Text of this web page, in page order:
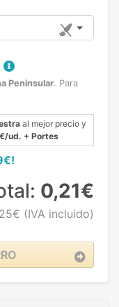
Peninsular. Para
al mejor precio y
ud. + Portes
0,21€
(IVA incluido)